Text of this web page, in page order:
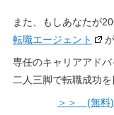
また、もしあなたが
転職エージェント
専任のキャリアアドバ
二人三脚で転職成功を
＞＞ (無料